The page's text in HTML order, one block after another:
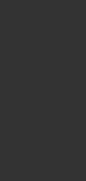
Die erste